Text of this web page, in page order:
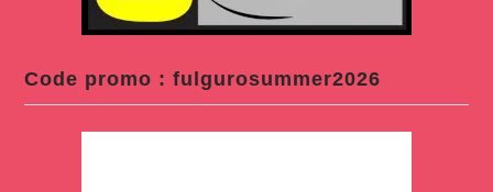
Code promo : fulgurosummer2026